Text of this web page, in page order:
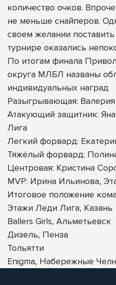
количество очков.
не меньше снайперов.
своем желании
турнире оказались
По итогам финала
округа МЛБЛ названы
индивидуальных наград
Разыгрывающая:
Атакующий защитник:
Лига
Легкий форвард:
Тяжёлый форвард:
Центровая: Кристина
MVP: Ирина Ильинова,
Итоговое положение
Этажи Леди Лига, Казань
Ballers Girls, Альметьевск
Дизель, Пенза
Тольятти
Enigma, Набережные